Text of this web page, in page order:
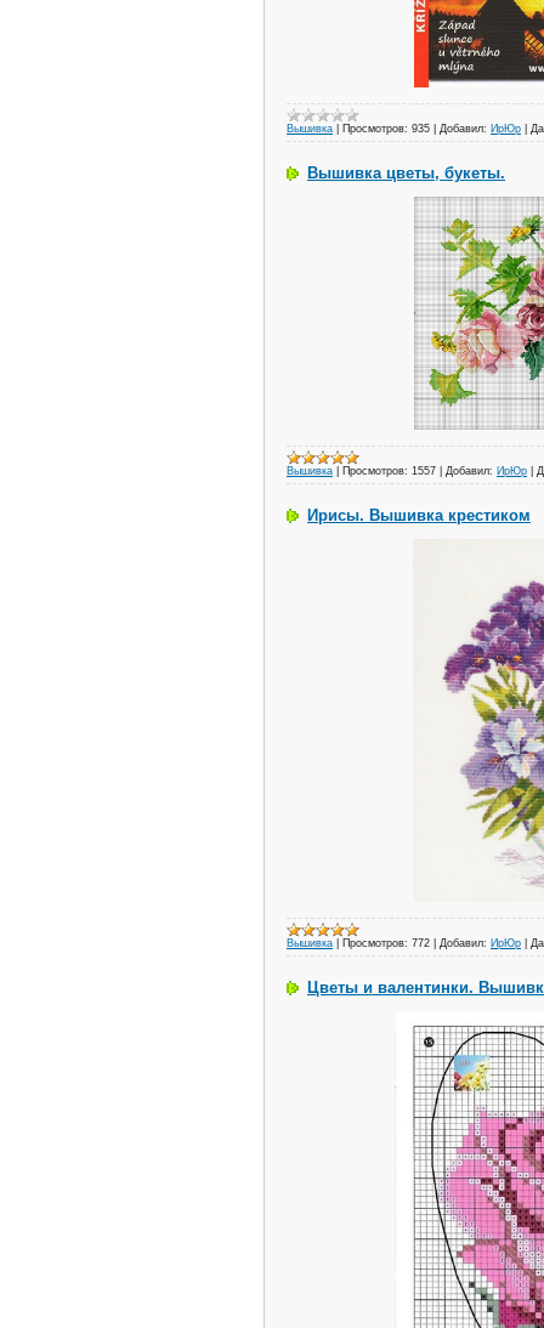
Вышивка Просмотров: 935 Добавил: ИрЮр
Вышивка цветы, букеты.
Вышивка Просмотров: 1557 Добавил: ИрЮр
Ирисы. Вышивка крестиком
Вышивка Просмотров: 772 Добавил: ИрЮр
Цветы и валентинки.